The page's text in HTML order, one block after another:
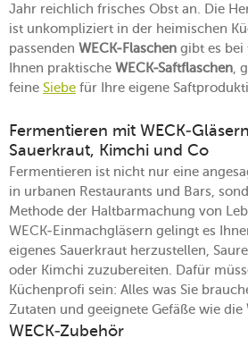
Jahr reichlich frisches Obst an. Die
ist unkompliziert in der heimischen
passenden WECK-Flaschen gibt es bei
Ihnen praktische WECK-Saftflaschen,
feine Siebe für Ihre eigene
Fermentieren mit WECK-
Sauerkraut, Kimchi und Co
Fermentieren ist nicht nur eine
in urbanen Restaurants und Bars,
Methode der Haltbarmachung von
WECK-Einmachgläsern gelingt es
eigenes Sauerkraut herzustellen,
oder Kimchi zuzubereiten. Dafür
Küchenprofi sein: Alles was Sie
Zutaten und geeignete Gefäße wie die
WECK-Zubehör